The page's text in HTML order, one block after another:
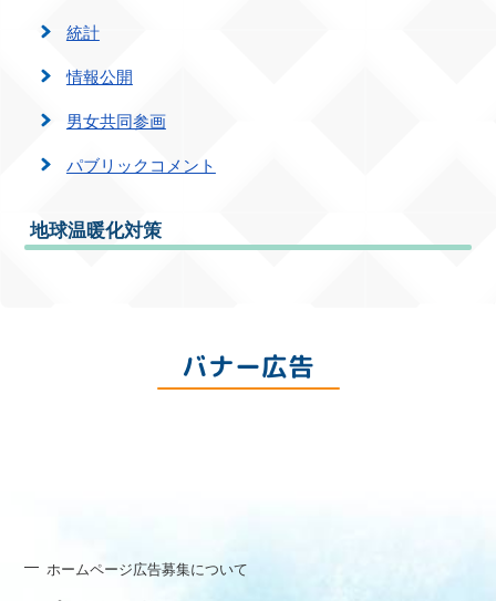
統計
情報公開
男女共同参画
パブリックコメント
地球温暖化対策
バナー広告
ホームページ広告募集について